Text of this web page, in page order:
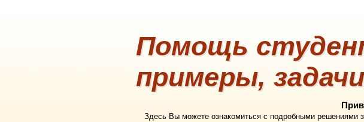
Помощь
примеры,
Здесь Вы можете ознакомиться с подробными решениями